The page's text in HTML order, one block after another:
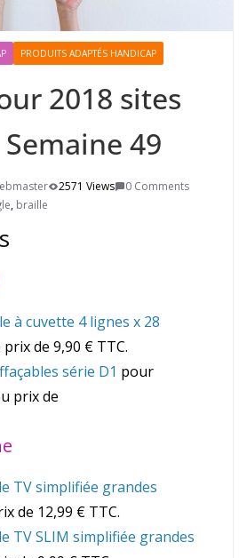
PRODUITS ADAPTÉS HANDICAP
2018 sites
Semaine 49
2571 Views
0 Comments
, braille
à cuvette 4 lignes x 28
prix de 9,90 € TTC.
série D1 pour
prix de
TV simplifiée grandes
de 12,99 € TTC.
TV SLIM simplifiée grandes